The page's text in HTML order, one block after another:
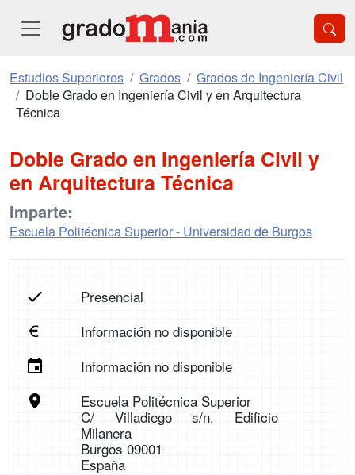
Estudios Superiores Grados
Grados de Ingeniería Civil
Doble Grado en Ingeniería Civil y en Arquitectura
Técnica
Doble Grado en Ingeniería Civil y
en Arquitectura Técnica
Imparte:
Escuela Politécnica Superior - Universidad de Burgos
Presencial
Información no disponible
Información no disponible
Escuela Politécnica Superior
C/ Villadiego s/n. Edificio
Milanera
Burgos 09001
España